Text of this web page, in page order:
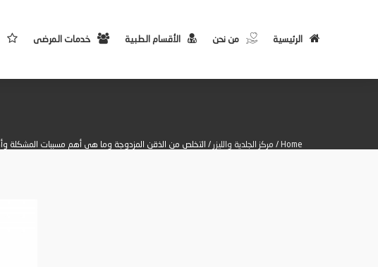
الرئيسية من نحن الأقسام الطبية خدمات المرضى
Home
/ مركز الجلدية والليزر / التخلص من الذقن المزدوجة وما هي أهم مسببات المشكلة